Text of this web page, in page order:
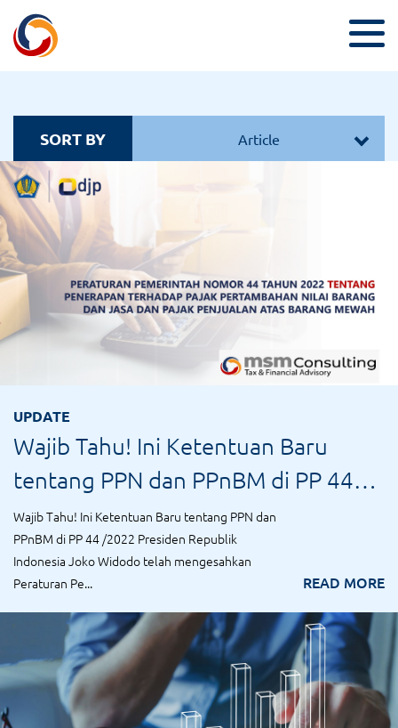
SORT BY Article
UPDATE
Wajib Tahu! Ini Ketentuan Baru
tentang PPN dan PPnBM di PP 44
/2022
Wajib Tahu! Ini Ketentuan Baru tentang PPN dan
PPnBM di PP 44 /2022 Presiden Republik
Indonesia Joko Widodo telah mengesahkan
Peraturan Pe...
READ MORE